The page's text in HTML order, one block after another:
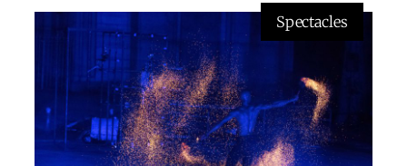
Spectacles